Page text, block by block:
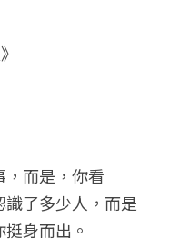
藏版
，而是，你看
識了多少人，而是
身而出。